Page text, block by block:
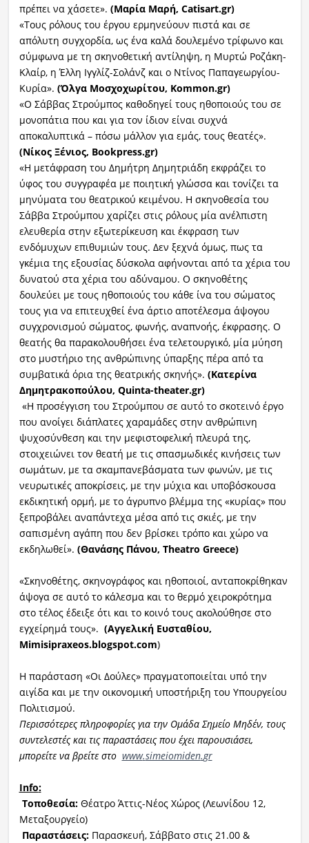
πρέπει να χάσετε». (Μαρία Μαρή, Catisart.gr)
«Τους ρόλους του έργου ερμηνεύουν πιστά και σε
απόλυτη συγχορδία, ως ένα καλά δουλεμένο τρίφωνο και
σύμφωνα με τη σκηνοθετική αντίληψη, η Μυρτώ Ροζάκη-
Κλαίρ, η Έλλη Ιγγλίζ-Σολάνζ και ο Ντίνος Παπαγεωργίου-
Κυρία». (Όλγα Μοσχοχωρίτου, Kommon.gr)
«O Σάββας Στρούμπος καθοδηγεί τους ηθοποιούς του σε
μονοπάτια που και για τον ίδιον είναι συχνά
αποκαλυπτικά – πόσω μάλλον για εμάς, τους θεατές».
(Νίκος Ξένιος, Bookpress.gr)
«Η μετάφραση του Δημήτρη Δημητριάδη εκφράζει το
ύφος του συγγραφέα με ποιητική γλώσσα και τονίζει τα
μηνύματα του θεατρικού κειμένου. Η σκηνοθεσία του
Σάββα Στρούμπου χαρίζει στις ρόλους μία ανέλπιστη
ελευθερία στην εξωτερίκευση και έκφραση των
ενδόμυχων επιθυμιών τους. Δεν ξεχνά όμως, πως τα
γκέμια της εξουσίας δύσκολα αφήνονται από τα χέρια του
δυνατού στα χέρια του αδύναμου. Ο σκηνοθέτης
δουλεύει με τους ηθοποιούς του κάθε ίνα του σώματος
τους για να επιτευχθεί ένα άρτιο αποτέλεσμα άψογου
συγχρονισμού σώματος, φωνής, αναπνοής, έκφρασης. Ο
θεατής θα παρακολουθήσει ένα τελετουργικό, μία μύηση
στο μυστήριο της ανθρώπινης ύπαρξης πέρα από τα
συμβατικά όρια της θεατρικής σκηνής». (Κατερίνα
Δημητρακοπούλου, Quinta-theater.gr)
«Η προσέγγιση του Στρούμπου σε αυτό το σκοτεινό έργο
που ανοίγει διάπλατες χαραμάδες στην ανθρώπινη
ψυχοσύνθεση και την μεφιστοφελική πλευρά της,
στοιχειώνει τον θεατή με τις σπασμωδικές κινήσεις των
σωμάτων, με τα σκαμπανεβάσματα των φωνών, με τις
νευρωτικές αποκρίσεις, με την μύχια και υποβόσκουσα
εκδικητική ορμή, με το άγρυπνο βλέμμα της «κυρίας» που
ξεπροβάλει αναπάντεχα μέσα από τις σκιές, με την
σαπισμένη αγάπη που δεν βρίσκει τρόπο και χώρο να
εκδηλωθεί». (Θανάσης Πάνου, Theatro Greece)
«Σκηνοθέτης, σκηνογράφος και ηθοποιοί, ανταποκρίθηκαν
άψογα σε αυτό το κάλεσμα και το θερμό χειροκρότημα
στο τέλος έδειξε ότι και το κοινό τους ακολούθησε στο
εγχείρημά τους». (Αγγελική Ευσταθίου,
Μimisipraxeos.blogspot.com)
Η παράσταση «Οι Δούλες» πραγματοποιείται υπό την
αιγίδα και με την οικονομική υποστήριξη του Υπουργείου
Πολιτισμού.
Περισσότερες πληροφορίες για την Ομάδα Σημείο Μηδέν, τους
συντελεστές και τις παραστάσεις που έχει παρουσιάσει,
μπορείτε να βρείτε στο www.simeiomiden.gr
Info:
Τοποθεσία: Θέατρο Άττις-Νέος Χώρος (Λεωνίδου 12,
Μεταξουργείο)
Παραστάσεις:Παρασκευή, Σάββατο στις 21.00 &